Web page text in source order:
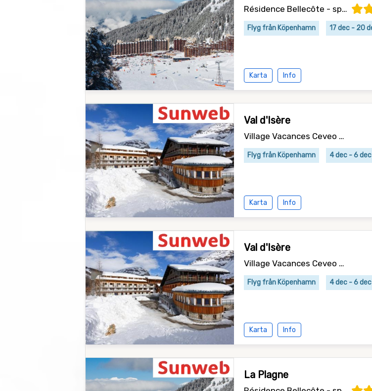
Résidence Bellecôte - specialpris
Flyg från Köpenhamn 17 dec - 20
Karta Info
Val d'Isère
Village Vacances Ceveo - logi
Flyg från Köpenhamn 4 dec - 6
Karta Info
Val d'Isère
Village Vacances Ceveo - logi
Flyg från Köpenhamn 4 dec - 6
Karta Info
La Plagne